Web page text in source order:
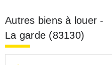
Autres biens à louer -
La garde (83130)